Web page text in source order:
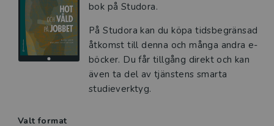
bok på Studora.
På Studora kan du köpa tidsbegränsad
åtkomst till denna och många andra e-
böcker. Du får tillgång direkt och kan
även ta del av tjänstens smarta
studieverktyg.
Valt format